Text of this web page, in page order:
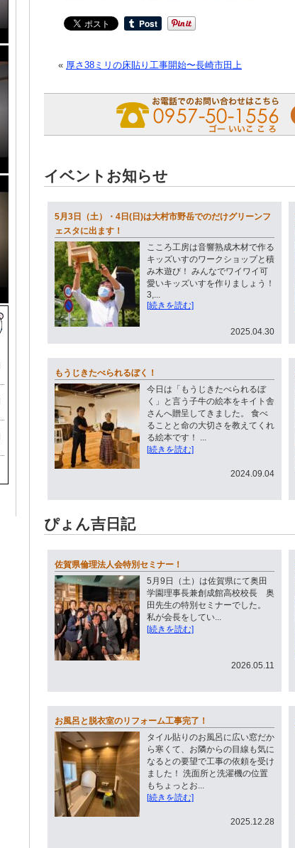
« 厚さ38ミリの床貼り工事開始〜長崎市田上
イベントお知らせ
5月3日（土）・4日(日)は大村市野岳でのだけグリーンフ
ェスタに出ます！
こころ工房は音響熟成木材で作る
キッズいすのワークショップと積
み木遊び！ みんなでワイワイ可
愛いキッズいすを作りましょう！
3,...
[続きを読む]
2025.04.30
もうじきたべられるぼく！
今日は「もうじきたべられるぼ
く」と言う子牛の絵本をキイト舎
さんへ贈呈してきました。 食べ
ることと命の大切さを教えてくれ
る絵本です！ ...
[続きを読む]
2024.09.04
ぴょん吉日記
佐賀県倫理法人会特別セミナー！
5月9日（土）は佐賀県にて奥田
学園理事長兼創成館高校校長 奥
田先生の特別セミナーでした。
私が会長をしてい...
[続きを読む]
2026.05.11
お風呂と脱衣室のリフォーム工事完了！
タイル貼りのお風呂に広い窓だか
ら寒くて、お隣からの目線も気に
なるとの要望で工事の依頼を受け
ました！ 洗面所と洗濯機の位置
もちょっとお...
[続きを読む]
2025.12.28